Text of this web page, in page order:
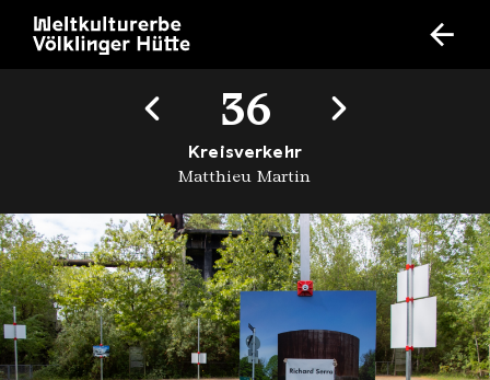
36
Kreisverkehr
Matthieu Martin